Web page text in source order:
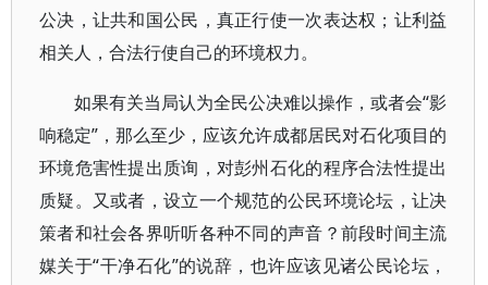
公决，让共和国公民，真正行使一次表达权；让利益
相关人，合法行使自己的环境权力。
如果有关当局认为全民公决难以操作，或者会“影
响稳定”，那么至少，应该允许成都居民对石化项目的
环境危害性提出质询，对彭州石化的程序合法性提出
质疑。又或者，设立一个规范的公民环境论坛，让决
策者和社会各界听听各种不同的声音？前段时间主流
媒关于“干净石化”的说辞，也许应该见诸公民论坛，